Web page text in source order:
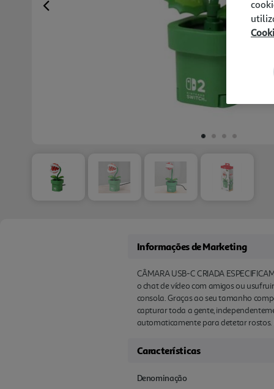
Previous
Informações de Marketing
CÂMARA USB-C CRIADA
o chat de vídeo com amigos ou
consola. Graças ao seu tamanho
capturar toda a gente,
automaticamente para detetar
Características
Denominação